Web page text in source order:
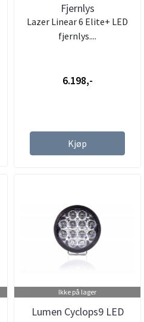
Fjernlys
Lazer Linear 6 Elite+ LED
fjernlys....
6.198,-
Kjøp
Ikke på lager
Lumen Cyclops9 LED